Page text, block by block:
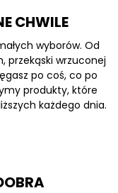
CHWILE
wyborów. Od
przekąski wrzuconej
po coś, co po
produkty, które
każdego dnia.